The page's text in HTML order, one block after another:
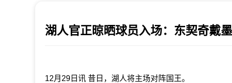
湖人官正晾晒球员入场：东契奇戴
12月29日讯 昔日，湖人将主场对阵国王。